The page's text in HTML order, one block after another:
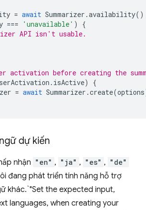
= await Summarizer .availability
=== 'unavailable' )
{
API isn't usable.
activation before creating the
. isActive)
{
= await Summarizer .create(options
dự kiến
nhận "en" , "ja" , "es" , "de"
đang phát triển tính năng hỗ trợ
khác.`"Set the expected input,
languages, when creating your